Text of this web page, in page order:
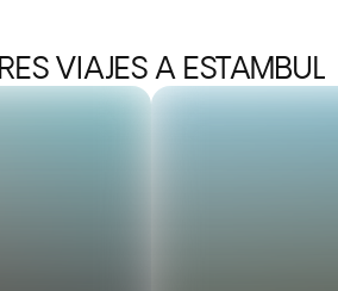
VIAJES A ESTAMBUL